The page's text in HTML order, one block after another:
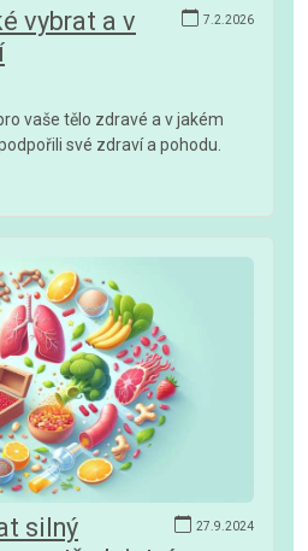
7.2.2026
vybrat a v
vaše tělo zdravé a v jakém
své zdraví a pohodu.
27.9.2024
silný